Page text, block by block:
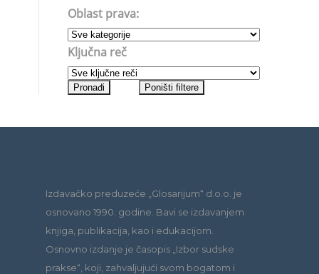
Oblast prava:
Ključna reč
Izdavačko preduzeće „Glosarijum“ d.o.o. je
osnovano 1990. godine. Bavi se izdavanjem
knjiga, publikacija, kao i edukacijom.
Osnovno izdanje je časopis „Izbor sudske
prakse“, koji, zahvaljujući svom bogatom i